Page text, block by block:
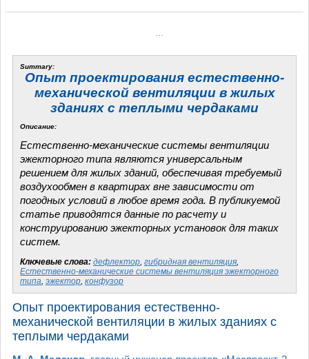
Summary:
Опыт проектирования естественно-
механической вентиляции в жилых
зданиях с теплыми чердаками
Описание:
Естественно-механические системы вентиляции
эжекторного типа являются универсальным
решением для жилых зданий, обеспечивая требуемый
воздухообмен в квартирах вне зависимости от
погодных условий в любое время года. В публикуемой
статье приводятся данные по расчету и
конструированию эжекторных установок для таких
систем.
Ключевые слова: дефлектор, гибридная вентиляция,
Естественно-механические системы вентиляция эжекторного
типа, эжектор, конфузор
Опыт проектирования естественно-
механической вентиляции в жилых зданиях с
теплыми чердаками